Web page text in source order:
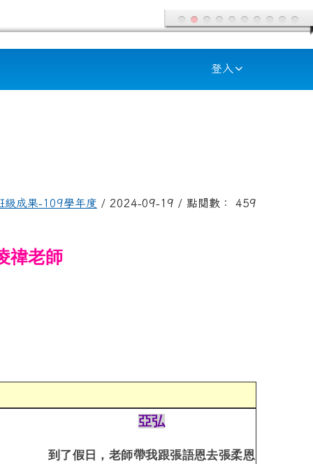
登入
級成果-109學年度 / 2024-09-19 / 點閱數： 459
禕老師
亞弘
到了假日， 老師帶我跟張語恩去張柔恩